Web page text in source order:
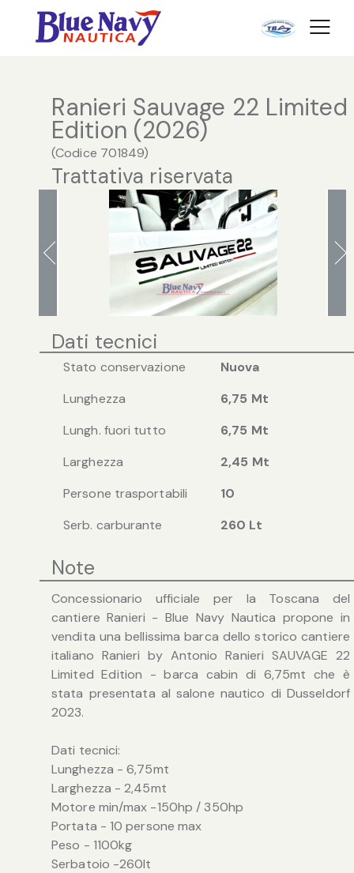
Ranieri Sauvage 22 Limited
Edition (2026)
(Codice 701849)
Trattativa riservata
Dati tecnici
Stato conservazione
Nuova
Lunghezza
6,75 Mt
Lungh. fuori tutto
6,75 Mt
Larghezza
2,45 Mt
Persone trasportabili
10
Serb. carburante
260 Lt
Note
Concessionario ufficiale per la Toscana del
cantiere Ranieri - Blue Navy Nautica propone in
vendita una bellissima barca dello storico cantiere
italiano Ranieri by Antonio Ranieri SAUVAGE 22
Limited Edition - barca cabin di 6,75mt che è
stata presentata al salone nautico di Dusseldorf
2023.
Dati tecnici:
Lunghezza - 6,75mt
Larghezza - 2,45mt
Motore min/max -150hp / 350hp
Portata - 10 persone max
Peso - 1100kg
Serbatoio -260lt